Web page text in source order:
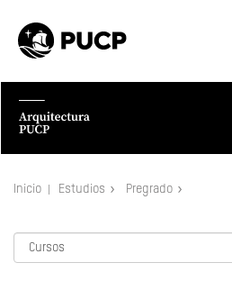
Inicio Estudios Pregrado